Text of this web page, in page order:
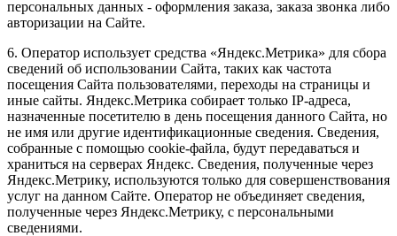
персональных данных - оформления заказа, заказа звонка либо
авторизации на Сайте.
6. Оператор использует средства «Яндекс.Метрика» для сбора
сведений об использовании Сайта, таких как частота
посещения Сайта пользователями, переходы на страницы и
иные сайты. Яндекс.Метрика собирает только IP-адреса,
назначенные посетителю в день посещения данного Сайта, но
не имя или другие идентификационные сведения. Сведения,
собранные с помощью cookie-файла, будут передаваться и
храниться на серверах Яндекс. Сведения, полученные через
Яндекс.Метрику, используются только для совершенствования
услуг на данном Сайте. Оператор не объединяет сведения,
полученные через Яндекс.Метрику, с персональными
сведениями.